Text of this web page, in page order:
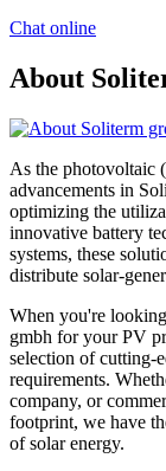
Chat online
About
As the photovoltaic
advancements in
optimizing the
innovative battery
systems, these
distribute solar-
When you're
gmbh for your PV
selection of cutting-
requirements.
company, or
footprint, we have
of solar energy.